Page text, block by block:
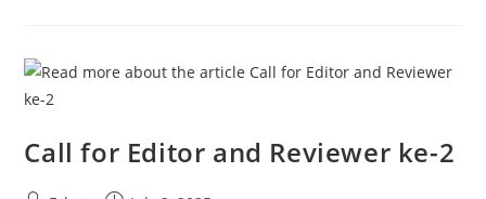
(Vol.
13,
November
2025)
Call for Editor and Reviewer ke-2